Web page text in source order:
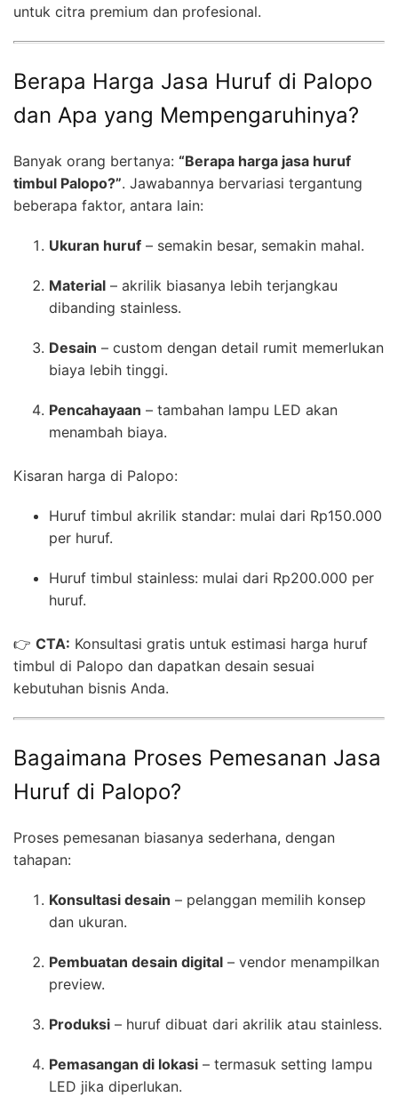
untuk citra premium dan profesional.
Berapa Harga Jasa Huruf di Palopo
dan Apa yang Mempengaruhinya?
Banyak orang bertanya: “Berapa harga jasa huruf
timbul Palopo?”. Jawabannya bervariasi tergantung
beberapa faktor, antara lain:
Ukuran huruf – semakin besar, semakin mahal.
Material – akrilik biasanya lebih terjangkau
dibanding stainless.
Desain – custom dengan detail rumit memerlukan
biaya lebih tinggi.
Pencahayaan – tambahan lampu LED akan
menambah biaya.
Kisaran harga di Palopo:
Huruf timbul akrilik standar: mulai dari Rp150.000
per huruf.
Huruf timbul stainless: mulai dari Rp200.000 per
huruf.
👉 CTA: Konsultasi gratis untuk estimasi harga huruf
timbul di Palopo dan dapatkan desain sesuai
kebutuhan bisnis Anda.
Bagaimana Proses Pemesanan Jasa
Huruf di Palopo?
Proses pemesanan biasanya sederhana, dengan
tahapan:
Konsultasi desain – pelanggan memilih konsep
dan ukuran.
Pembuatan desain digital – vendor menampilkan
preview.
Produksi – huruf dibuat dari akrilik atau stainless.
Pemasangan di lokasi – termasuk setting lampu
LED jika diperlukan.